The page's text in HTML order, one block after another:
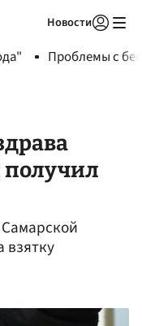
Новости
Проблемы с
получил
взятку